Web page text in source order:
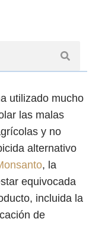
utilizado mucho
las malas
y no
alternativo
, la
equivocada
incluida la
de